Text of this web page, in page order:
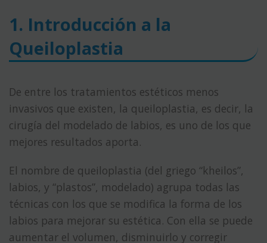
1. Introducción a la
Queiloplastia
De entre los tratamientos estéticos menos
invasivos que existen, la queiloplastia, es decir, la
cirugía del modelado de labios, es uno de los que
mejores resultados aporta.
El nombre de queiloplastia (del griego “kheilos”,
labios, y “plastos”, modelado) agrupa todas las
técnicas con los que se modifica la forma de los
labios para mejorar su estética. Con ella se puede
aumentar el volumen, disminuirlo y corregir